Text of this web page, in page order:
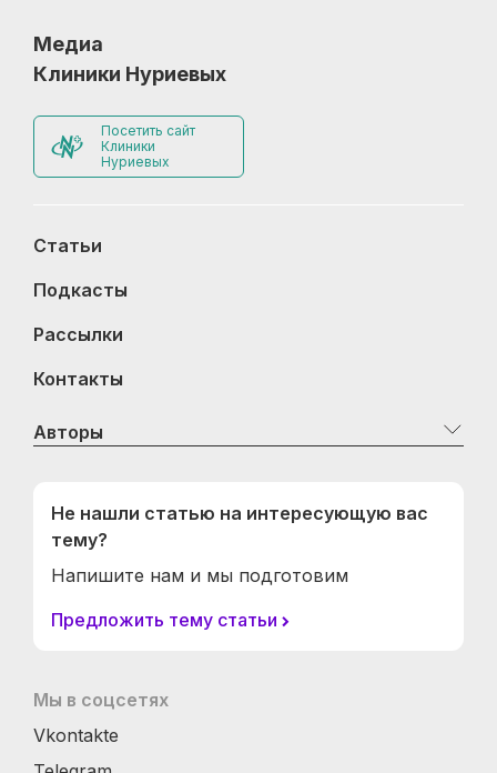
Медиа
Клиники Нуриевых
Посетить сайт
Клиники
Нуриевых
Статьи
Подкасты
Рассылки
Контакты
Авторы
Не нашли статью на интересующую вас
тему?
Напишите нам и мы подготовим
Предложить тему статьи
Мы в соцсетях
Vkontakte